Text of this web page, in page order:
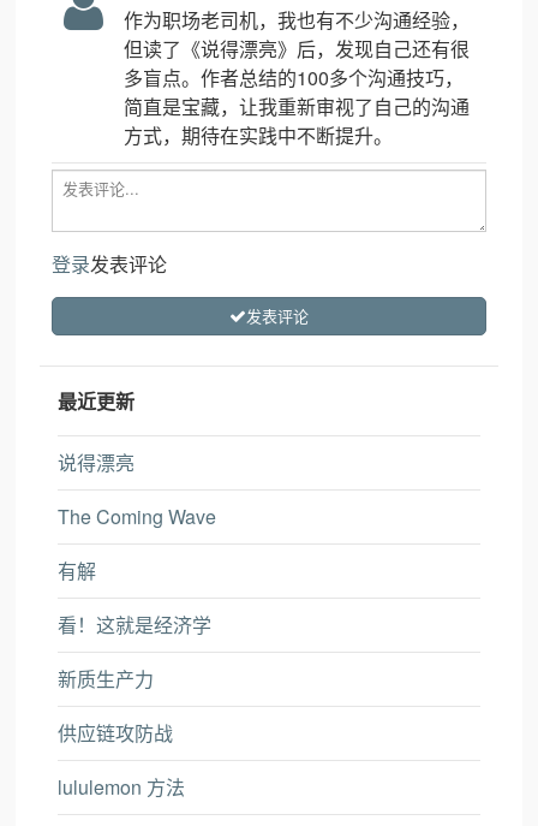
作为职场老司机，我也有不少沟通经验，
但读了《说得漂亮》后，发现自己还有很
多盲点。作者总结的100多个沟通技巧，
简直是宝藏，让我重新审视了自己的沟通
方式，期待在实践中不断提升。
登录发表评论
发表评论
最近更新
说得漂亮
The Coming Wave
有解
看！这就是经济学
新质生产力
供应链攻防战
lululemon 方法